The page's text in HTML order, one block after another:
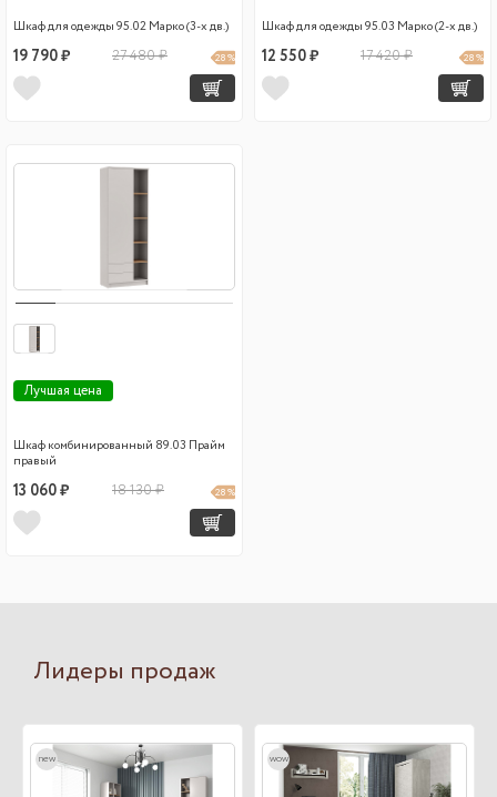
Шкаф для одежды 95.02 Марко (3-х дв.)
19 790 ₽ 27 480 ₽ 28 %
Шкаф для одежды 95.03 Марко (2-х дв.)
12 550 ₽ 17 420 ₽ 28 %
Лучшая цена
Шкаф комбинированный 89.03 Прайм
правый
13 060 ₽ 18 130 ₽ 28 %
Лидеры продаж
new wow